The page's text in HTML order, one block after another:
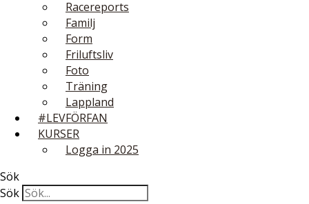
Racereports
Familj
Form
Friluftsliv
Foto
Träning
Lappland
#LEVFÖRFAN
KURSER
Logga in 2025
Sök
Sök